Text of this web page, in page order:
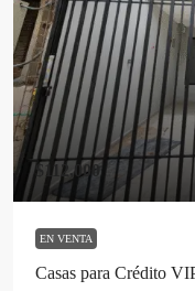
$112,000
EN VENTA
Casas para Crédito